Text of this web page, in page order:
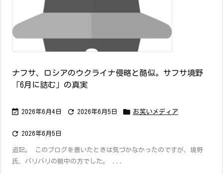
ナフサ、ロシアのウクライナ侵略と酷似。サフサ境野
「6月に詰む」の真実
 2026年6月4日  2026年6月5日  お笑いメディア
 2026年6月5日
追記。 このブログを書いたときは気づかなかったのですが、境野
氏、バリバリの親中の方でした。 ...